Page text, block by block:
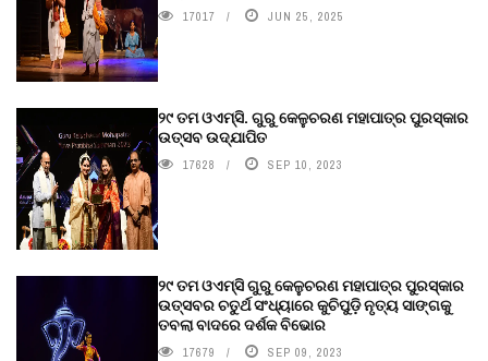
17017 JUN 25, 2025
୨୯ ତମ ଓଏମ୍‌ସି. ଗୁରୁ କେଳୁଚରଣ ମହାପାତ୍ର ପୁରସ୍କାର
ଉତ୍ସବ ଉଦ୍‍ଯାପିତ
17628 SEP 10, 2023
୨୯ ତମ ଓଏମ୍‌ସି ଗୁରୁ କେଳୁଚରଣ ମହାପାତ୍ର ପୁରସ୍କାର
ଉତ୍ସବର ଚତୁର୍ଥ ସଂଧ୍ୟାରେ କୁଚିପୁଡ଼ି ନୃତ୍ୟ ସାଙ୍ଗକୁ
ତବଲା ବାଦରେ ଦର୍ଶକ ବିଭୋର
17679 SEP 09, 2023